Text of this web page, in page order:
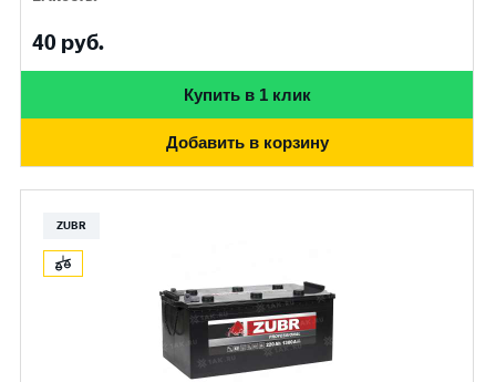
40 руб.
Купить в 1 клик
Добавить в корзину
ZUBR